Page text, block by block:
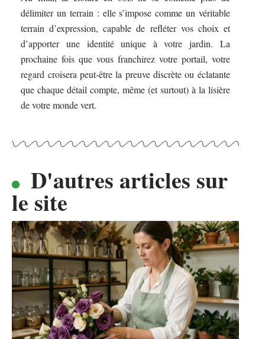
délimiter un terrain : elle s’impose comme un véritable
terrain d’expression, capable de refléter vos choix et
d’apporter une identité unique à votre jardin. La
prochaine fois que vous franchirez votre portail, votre
regard croisera peut-être la preuve discrète ou éclatante
que chaque détail compte, même (et surtout) à la lisière
de votre monde vert.
D'autres articles sur
le site